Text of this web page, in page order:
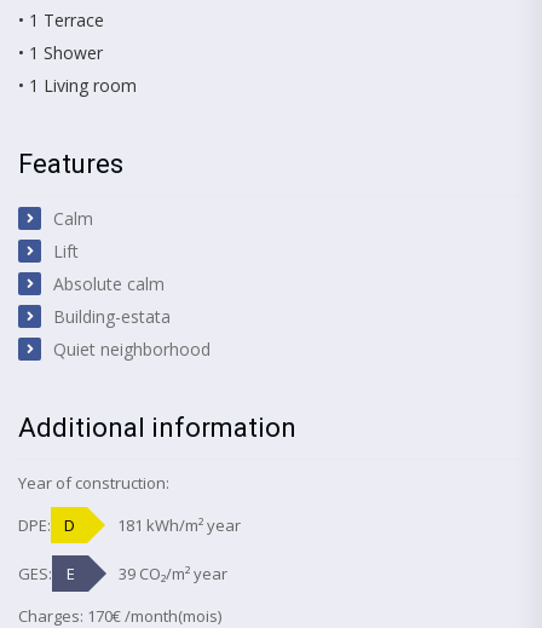
• 1 Terrace
• 1 Shower
• 1 Living room
Features
Calm
Lift
Absolute calm
Building-estata
Quiet neighborhood
Additional information
Year of construction:
DPE:
D 181 kWh/m² year
GES: E
39 CO₂/m² year
Charges: 170€ /month(mois)